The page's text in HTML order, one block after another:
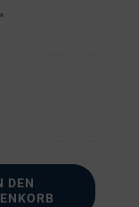
DEN